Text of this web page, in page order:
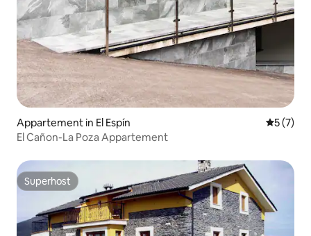
Appartement in El Espín
5 (7)
El Cañon-La Poza Appartement
Superhost
Superhost